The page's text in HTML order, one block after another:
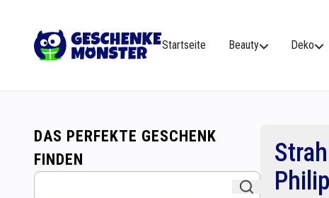
Startseite Beauty Deko
DAS PERFEKTE GESCHENK
FINDEN